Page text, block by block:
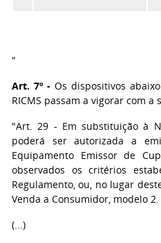
"
Art. 7º - Os dispositivos
RICMS passam a vigorar com a
"Art. 29 - Em substituição à
poderá ser autorizada a
Equipamento Emissor de
observados os critérios
Regulamento, ou, no lugar
Venda a Consumidor, modelo 2.
(...)